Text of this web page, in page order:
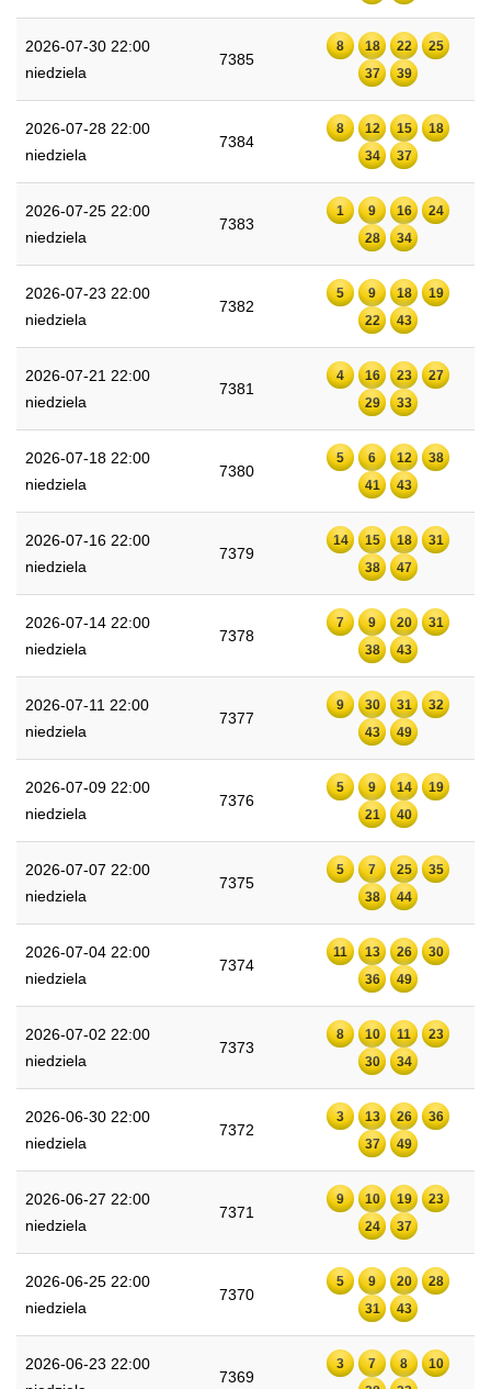
2026-07-30 22:00
niedziela
7385
8 18 22
25
37
39
2026-07-28 22:00
niedziela
7384
8 12 15
18
34
37
2026-07-25 22:00
niedziela
7383
1 9 16
24
28
34
2026-07-23 22:00
niedziela
7382
5 9 18
19
22
43
2026-07-21 22:00
niedziela
7381
4 16 23
27
29
33
2026-07-18 22:00
niedziela
7380
5 6 12
38
41
43
2026-07-16 22:00
niedziela
7379
14 15 18
31
38
47
2026-07-14 22:00
niedziela
7378
7 9 20
31
38
43
2026-07-11 22:00
niedziela
7377
9 30 31
32
43
49
2026-07-09 22:00
niedziela
7376
5 9 14
19
21
40
2026-07-07 22:00
niedziela
7375
5 7 25
35
38
44
2026-07-04 22:00
niedziela
7374
11 13 26
30
36
49
2026-07-02 22:00
niedziela
7373
8 10 11
23
30
34
2026-06-30 22:00
niedziela
7372
3 13 26
36
37
49
2026-06-27 22:00
niedziela
7371
9 10 19
23
24
37
2026-06-25 22:00
niedziela
7370
5 9 20
28
31
43
2026-06-23 22:00
7369
3 7 8
10